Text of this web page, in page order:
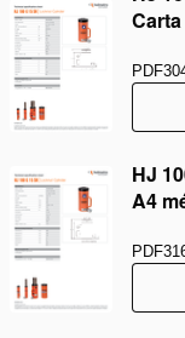
PDF
HJ
A4
PDF